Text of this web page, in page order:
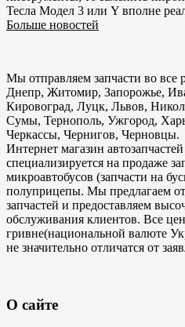
Тесла Модел 3 или Y вполне
Больше новостей
Мы отправляем запчасти во
Днепр, Житомир, Запорожье,
Кировоград, Луцк, Львов,
Сумы, Тернополь, Ужгород,
Черкассы, Чернигов, Черновцы.
Интернет магазин
специализируется на продаже
микроавтобусов (запчасти на
полуприцепы. Мы предлагаем
запчастей и предоставляем
обслуживания клиентов. Все
гривне(национальной валюте
не значительно отличатся от
О сайте